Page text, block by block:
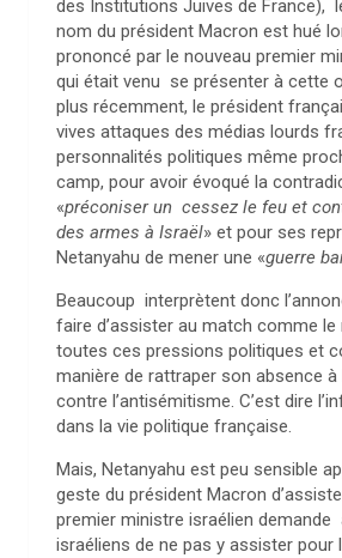
des Institutions Juives de France),
nom du président Macron est hué
prononcé par le nouveau premier
qui était venu se présenter à cette
plus récemment, le président
vives attaques des médias lourds
personnalités politiques même
camp, pour avoir évoqué la
«préconiser un cessez le feu et
des armes à Israël» et pour ses
Netanyahu de mener une «guerre
Beaucoup interprètent donc
faire d’assister au match comme le
toutes ces pressions politiques et
manière de rattraper son absence
contre l’antisémitisme. C’est dire
dans la vie politique française.
Mais, Netanyahu est peu sensible
geste du président Macron
premier ministre israélien demande
israéliens de ne pas y assister pour